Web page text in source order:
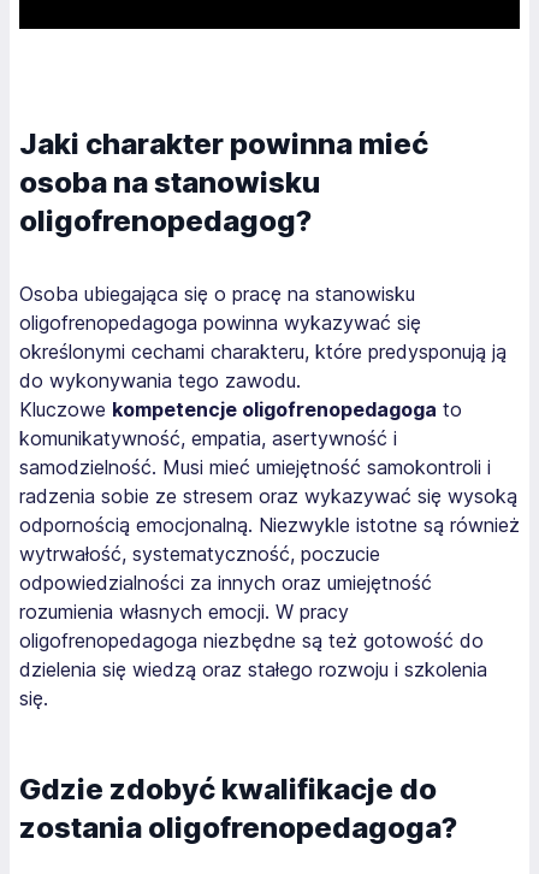
Jaki charakter powinna mieć
osoba na stanowisku
oligofrenopedagog?
Osoba ubiegająca się o pracę na stanowisku
oligofrenopedagoga powinna wykazywać się
określonymi cechami charakteru, które predysponują ją
do wykonywania tego zawodu.
Kluczowe kompetencje oligofrenopedagoga to
komunikatywność, empatia, asertywność i
samodzielność. Musi mieć umiejętność samokontroli i
radzenia sobie ze stresem oraz wykazywać się wysoką
odpornością emocjonalną. Niezwykle istotne są również
wytrwałość, systematyczność, poczucie
odpowiedzialności za innych oraz umiejętność
rozumienia własnych emocji. W pracy
oligofrenopedagoga niezbędne są też gotowość do
dzielenia się wiedzą oraz stałego rozwoju i szkolenia
się.
Gdzie zdobyć kwalifikacje do
zostania oligofrenopedagoga?